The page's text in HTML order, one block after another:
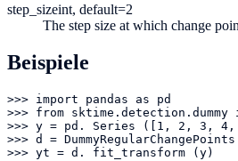
step_sizeint, default=2
The step size at which change
Beispiele
>>> import pandas as pd
>>> from sktime.detection.dummy
>>> y = pd. Series ([1, 2, 3,
>>> d =
>>> yt = d. fit_transform (y)